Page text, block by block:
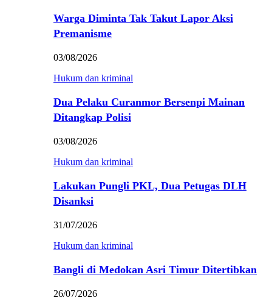
Warga Diminta Tak Takut Lapor Aksi
Premanisme
03/08/2026
Hukum dan kriminal
Dua Pelaku Curanmor Bersenpi Mainan
Ditangkap Polisi
03/08/2026
Hukum dan kriminal
Lakukan Pungli PKL, Dua Petugas DLH
Disanksi
31/07/2026
Hukum dan kriminal
Bangli di Medokan Asri Timur Ditertibkan
26/07/2026